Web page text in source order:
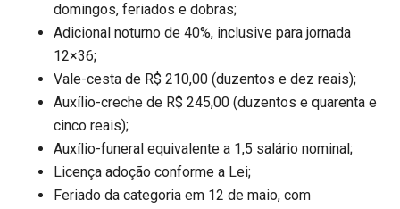
domingos, feriados e dobras;
Adicional noturno de 40%, inclusive para jornada
12×36;
Vale-cesta de R$ 210,00 (duzentos e dez reais);
Auxílio-creche de R$ 245,00 (duzentos e quarenta e
cinco reais);
Auxílio-funeral equivalente a 1,5 salário nominal;
Licença adoção conforme a Lei;
Feriado da categoria em 12 de maio, com